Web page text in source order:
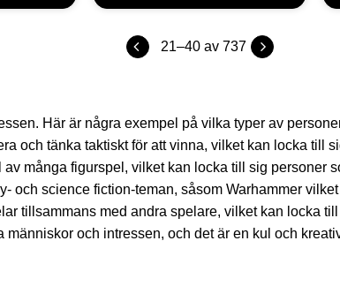
21–40av 737
Här är några exempel på vilka typer av
och tänka taktiskt för att vinna, vilket kan locka till
många figurspel, vilket kan locka till sig personer
och science fiction-teman, såsom Warhammer
tillsammans med andra spelare, vilket kan locka
och intressen, och det är en kul och